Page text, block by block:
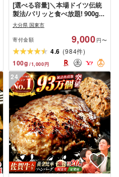
[選べる容量]＼本場ドイツ伝統
製法/パリッと食べ放題! 900g
1.8kg 2.7kg 食べ放題 大分県産
豚 絶品 粗挽き ソーセージ 肉 食
べ応え バーベキュー 焼肉 BBQ
パーティー おつまみ おもてな
し グルメ お取り寄せ 送料無料
冷凍
大分県 国東市
寄付金額 9,000 円〜
4.6 (984件)
100g /1,000円
24